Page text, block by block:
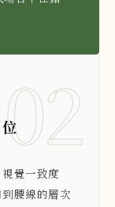
02
覺一致度
腰線的層次